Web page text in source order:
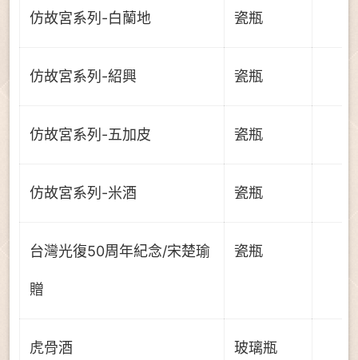
仿故宮系列-白蘭地 瓷瓶
仿故宮系列-紹興 瓷瓶
仿故宮系列-五加皮 瓷瓶
仿故宮系列-米酒 瓷瓶
台灣光復50周年紀念/宋楚瑜
贈
瓷瓶
虎骨酒 玻璃瓶